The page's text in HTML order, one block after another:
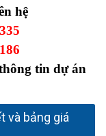
hệ
tin dự án
và bảng giá